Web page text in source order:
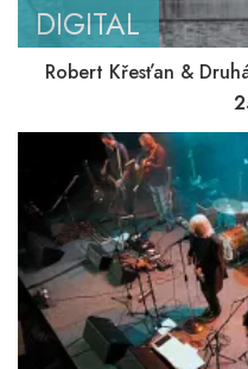
DIGITAL
Robert Křesťan &